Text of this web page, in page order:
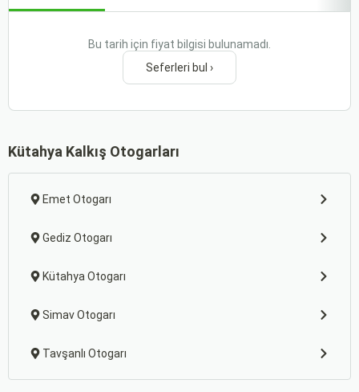
Bu tarih için fiyat bilgisi bulunamadı.
Seferleri bul ›
Kütahya Kalkış Otogarları
Emet Otogarı
Gediz Otogarı
Kütahya Otogarı
Simav Otogarı
Tavşanlı Otogarı